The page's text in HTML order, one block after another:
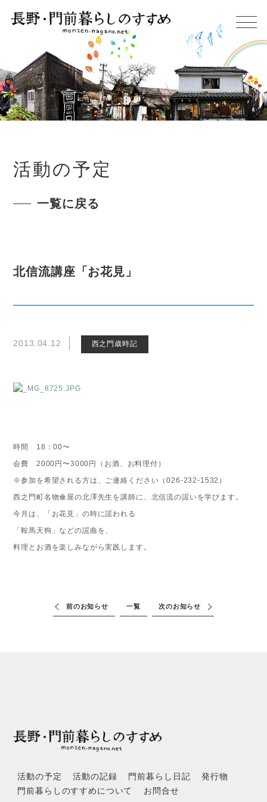
活動の予定
一覧に戻る
北信流講座「お花見」
2013.04.12 西之門歳時記
時間 18：00〜
会費 2000円〜3000円（お酒、お料理付）
※参加を希望される方は、ご連絡ください（026-232-1532）
西之門町名物傘屋の北澤先生を講師に、北信流の謡いを学びます。
今月は、「お花見」の時に謡われる
「鞍馬天狗」などの謡曲を、
料理とお酒を楽しみながら実践します。
前のお知らせ 一覧 次のお知らせ
活動の予定 活動の記録 門前暮らし日記
発行物
門前暮らしのすすめについて
お問合せ